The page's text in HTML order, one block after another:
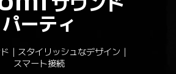
パーティ
｜スタイリッシュなデザイン｜
スマート接続